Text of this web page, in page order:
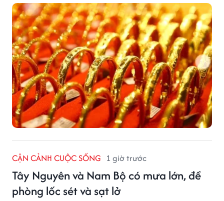
CẬN CẢNH CUỘC SỐNG 1 giờ trước
Tây Nguyên và Nam Bộ có mưa lớn, đề
phòng lốc sét và sạt lở